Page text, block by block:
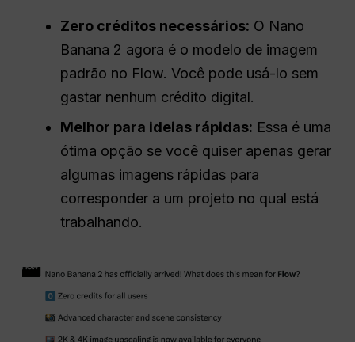
Zero créditos necessários: O Nano
Banana 2 agora é o modelo de imagem
padrão no Flow. Você pode usá-lo sem
gastar nenhum crédito digital.
Melhor para ideias rápidas: Essa é uma
ótima opção se você quiser apenas gerar
algumas imagens rápidas para
corresponder a um projeto no qual está
trabalhando.